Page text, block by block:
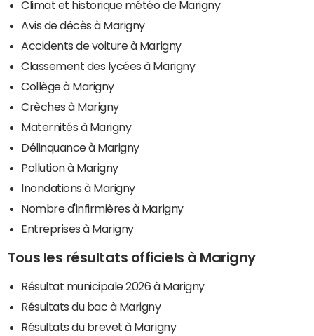
Climat et historique météo de Marigny
Avis de décès à Marigny
Accidents de voiture à Marigny
Classement des lycées à Marigny
Collège à Marigny
Crèches à Marigny
Maternités à Marigny
Délinquance à Marigny
Pollution à Marigny
Inondations à Marigny
Nombre d'infirmières à Marigny
Entreprises à Marigny
Tous les résultats officiels à Marigny
Résultat municipale 2026 à Marigny
Résultats du bac à Marigny
Résultats du brevet à Marigny